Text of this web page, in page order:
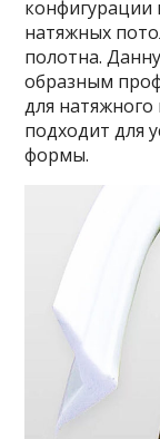
конфигурации
натяжных
полотна.
образным
для натяжного
подходит для
формы.